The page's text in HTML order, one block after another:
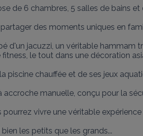
de 6 chambres, 5 salles de bains et
des moments uniques en
d'un jacuzzi, un véritable
le tout dans une décoration
piscine chauffée et de ses jeux
manuelle, conçu pour la
vivre une véritable
les petits que les grands...